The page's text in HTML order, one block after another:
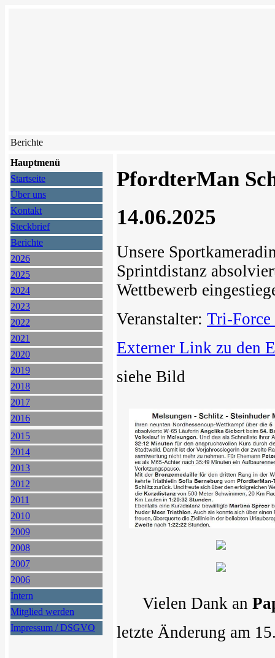
Berichte
Hauptmenü
Startseite
Über uns
Kontakt
Steckbrief
Berichte
2026
2025
2024
2023
2022
2021
2020
2019
2018
2017
2016
2015
2014
2013
2012
2011
2010
2009
2008
2007
2006
Intern
Mitglied werden
Impressum / DSGVO
PfordterMan
14.06.2025
Unsere
Sprintdistanz
Wettbewerb
Veranstalter: Tri-Force
Externer Link zu den
siehe Bild
Vielen Dank an
letzte Änderung am